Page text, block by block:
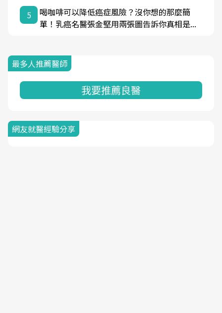
5
喝咖啡可以降低癌症風險？沒你想的那麼簡
單！乳癌名醫張金堅用兩張圖告訴你真相是...
最多人推薦醫師
我要推薦良醫
網友就醫經驗分享